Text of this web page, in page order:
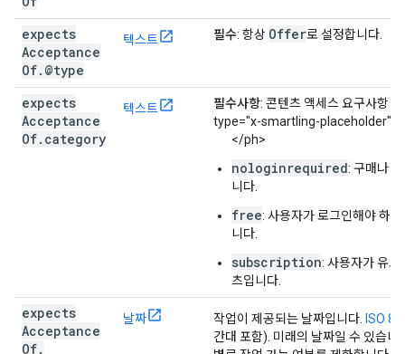
expects
Acceptance
Of. @type
텍스트 필수: 항상 Offer로 설정합니다.
expects
Acceptance
Of. category
텍스트 필수사항: 콘텐츠 액세스 요구사항
type="x-smartling-placeholder">
</ph>
nologinrequired: 구매나
니다.
free: 사용자가 로그인해야 하
니다.
subscription: 사용자가 유료
츠입니다.
expects
Acceptance
Of.
날짜 작업이 제공되는 날짜입니다. ISO
간대 포함). 미래의 날짜일 수 있습